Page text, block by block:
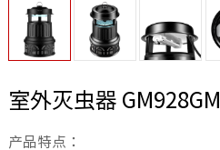
室外灭虫器
产品特点：